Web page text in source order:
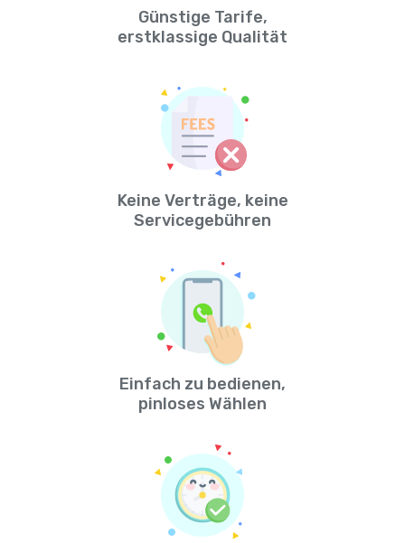
Günstige Tarife,
erstklassige Qualität
Keine Verträge, keine
Servicegebühren
Einfach zu bedienen,
pinloses Wählen